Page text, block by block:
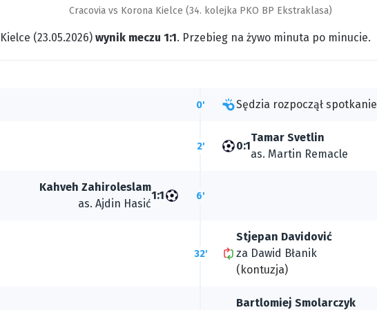
Cracovia vs Korona Kielce (34. kolejka PKO BP Ekstraklasa)
(23.05.2026) wynik meczu 1:1. Przebieg na żywo minuta po minucie.
0' Sędzia rozpoczął spotkanie
2' 0:1
Tamar Svetlin
as. Martin Remacle
1:1
Kahveh Zahiroleslam
as. Ajdin Hasić
6'
32'
Stjepan Davidović
za Dawid Błanik
(kontuzja)
Bartlomiej Smolarczyk